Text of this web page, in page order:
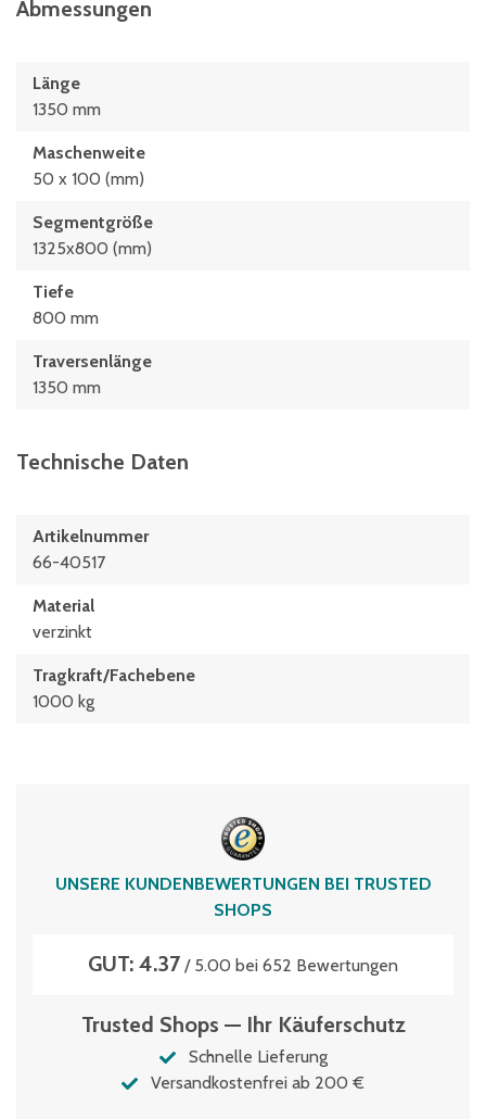
Abmessungen
Länge
1350 mm
Maschenweite
50 x 100 (mm)
Segmentgröße
1325x800 (mm)
Tiefe
800 mm
Traversenlänge
1350 mm
Technische Daten
Artikelnummer
66-40517
Material
verzinkt
Tragkraft/Fachebene
1000 kg
UNSERE KUNDENBEWERTUNGEN BEI TRUSTED
SHOPS
GUT: 4.37 / 5.00 bei 652 Bewertungen
Trusted Shops — Ihr Käuferschutz
Schnelle Lieferung
Versandkostenfrei ab 200 €